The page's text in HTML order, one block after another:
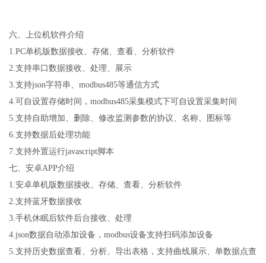
六、上位机软件介绍
1.PC单机版数据接收、存储、查看、分析软件
2.支持串口数据接收、处理、展示
3.支持json字符串、modbus485等通信方式
4.可自设置存储时间，modbus485采集模式下可自设置采集时间
5.支持自助增加、删除、修改监测参数的协议、名称、图标等
6.支持数据后处理功能
7.支持外置运行javascript脚本
七 、安卓APP介绍
1.安卓单机版数据接收、存储、查看、分析软件
2.支持蓝牙数据接收
3.手机休眠后软件后台接收、处理
4.json数据自动添加设备，modbus设备支持扫码添加设备
5.支持历史数据查看、分析、导出表格，支持曲线展示、单数据点查